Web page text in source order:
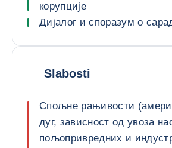
корупције
Дијалог и споразум о
Slabosti
Спољне рањивости
дуг, зависност од увоза
пољопривредних и